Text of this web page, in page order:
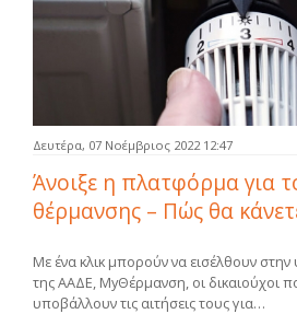
Δευτέρα, 07 Νοέμβριος 2022 12:47
Άνοιξε η πλατφόρμα για
θέρμανσης – Πώς θα
Με ένα κλικ μπορούν να εισέλθουν
της ΑΑΔΕ, MyΘέρμανση, οι δικαιούχοι
υποβάλλουν τις αιτήσεις τους για…